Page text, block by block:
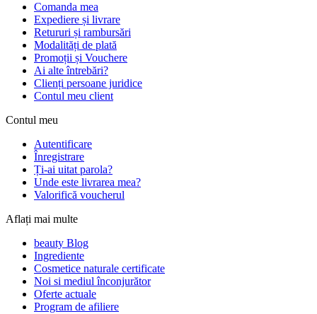
Comanda mea
Expediere și livrare
Retururi și rambursări
Modalități de plată
Promoții și Vouchere
Ai alte întrebări?
Clienți persoane juridice
Contul meu client
Contul meu
Autentificare
Înregistrare
Ți-ai uitat parola?
Unde este livrarea mea?
Valorifică voucherul
Aflați mai multe
beauty Blog
Ingrediente
Cosmetice naturale certificate
Noi si mediul înconjurător
Oferte actuale
Program de afiliere